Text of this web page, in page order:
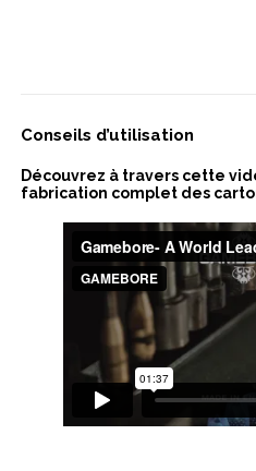
Conseils d’utilisation
Découvrez à travers cette
fabrication complet des